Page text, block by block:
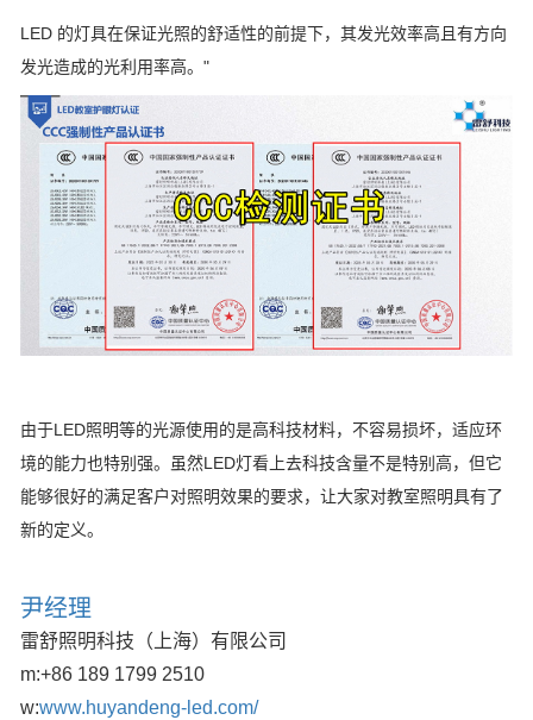
LED 的灯具在保证光照的舒适性的前提下，其发光效率高且有方向
发光造成的光利用率高。"
由于LED照明等的光源使用的是高科技材料，不容易损坏，适应环
境的能力也特别强。虽然LED灯看上去科技含量不是特别高，但它
能够很好的满足客户对照明效果的要求，让大家对教室照明具有了
新的定义。
尹经理
雷舒照明科技（上海）有限公司
m:+86 189 1799 2510
w:www.huyandeng-led.com/